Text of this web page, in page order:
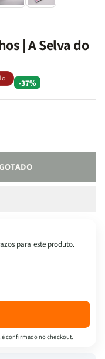
| A Selva do
-37%
para este produto.
é confirmado no checkout.